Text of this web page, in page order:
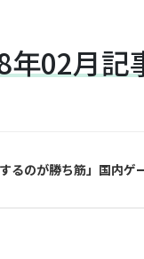
02月記
るのが勝ち筋」国内